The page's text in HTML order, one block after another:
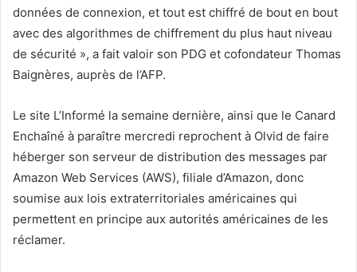
données de connexion, et tout est chiffré de bout en bout
avec des algorithmes de chiffrement du plus haut niveau
de sécurité », a fait valoir son PDG et cofondateur Thomas
Baignères, auprès de l’AFP.
Le site L’Informé la semaine dernière, ainsi que le Canard
Enchaîné à paraître mercredi reprochent à Olvid de faire
héberger son serveur de distribution des messages par
Amazon Web Services (AWS), filiale d’Amazon, donc
soumise aux lois extraterritoriales américaines qui
permettent en principe aux autorités américaines de les
réclamer.